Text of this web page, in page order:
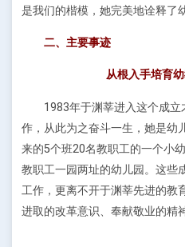
是我们的楷模，她完美地诠释了
二、主要事迹
从根入手培育
1983年于渊莘进入这个成
作，从此为之奋斗一生，她是幼
来的5个班20名教职工的一个小
教职工一园两址的幼儿园。这些
工作，更离不开于渊莘先进的教
进取的改革意识、奉献敬业的精